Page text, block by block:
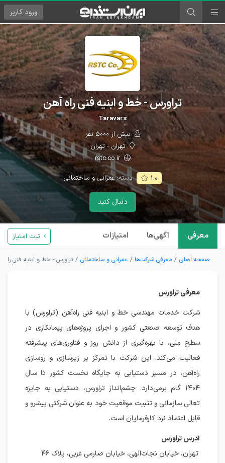
ورود کاربر
تراورس - خط و ابنیه فنی راه آهن
Taravars
بیش از ۵۰۰۰ نفر
تهران - تهران
rstc.co.ir
۱.۰ دسته:عمرانی و ساختمانی
دنبال کنید
معرفی آگهی‌ها امتیازات ثبت امتیاز
صفحه اصلی معرفی شرکت‌ها عمرانی و ساختمانی تراورس - خط و ابنیه فنی راه
معرفی تراورس
شرکت خدمات مهندسی خط و ابنیه فنی راه‌آهن (تراورس) با
هدف توسعه صنعتی کشور و اجرای پروژه‌های پیمانکاری در
سطح ملی، با بهره‌گیری از دانش روز و فناوری‌های پیشرفته
فعالیت می‌کند. این شرکت با تمرکز بر زیرسازی و روسازی
راه‌آهن، در مسیر دستیابی به جایگاه نخست کشور تا سال
۱۴۰۴ گام برمی‌دارد. چشم‌انداز تراورس، دستیابی به جایزه
تعالی سازمانی و تثبیت موقعیت خود به عنوان شرکتی پیشرو و
قابل اعتماد نزد کارفرمایان است.
آدرس تراورس
تهران، خیابان نجات‌الهی، خیابان صارمی غربی، پلاک ۴۶